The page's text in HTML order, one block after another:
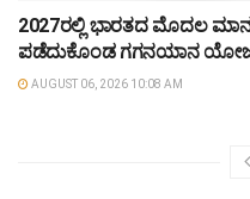
2027ರಲ್ಲಿ ಭಾರತದ ಮೊದಲ
ಪಡೆದುಕೊಂಡ ಗಗನಯಾನ
AUGUST 06, 2026 10:08 AM